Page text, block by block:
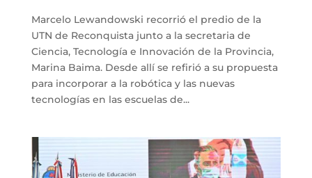
Marcelo Lewandowski recorrió el predio de la
UTN de Reconquista junto a la secretaria de
Ciencia, Tecnología e Innovación de la Provincia,
Marina Baima. Desde allí se refirió a su propuesta
para incorporar a la robótica y las nuevas
tecnologías en las escuelas de...